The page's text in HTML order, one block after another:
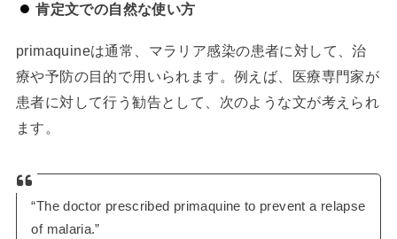
肯定文での自然な使い方
primaquineは通常、マラリア感染の患者に対して、治
療や予防の目的で用いられます。例えば、医療専門家が
患者に対して行う勧告として、次のような文が考えられ
ます。
“The doctor prescribed primaquine to prevent a relapse
of malaria.”